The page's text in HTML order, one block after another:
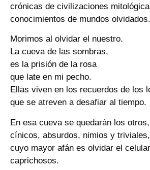
crónicas de civilizaciones
conocimientos de mundos olvidados.
Morimos al olvidar el nuestro.
La cueva de las sombras,
es la prisión de la rosa
que late en mi pecho.
Ellas viven en los recuerdos de los
que se atreven a desafiar al tiempo.
En esa cueva se quedarán los otros,
cínicos, absurdos, nimios y triviales,
cuyo mayor afán es olvidar el
caprichosos.